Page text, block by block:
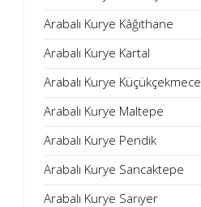
Arabalı Kurye Kâğıthane
Arabalı Kurye Kartal
Arabalı Kurye Küçükçekmece
Arabalı Kurye Maltepe
Arabalı Kurye Pendik
Arabalı Kurye Sancaktepe
Arabalı Kurye Sarıyer